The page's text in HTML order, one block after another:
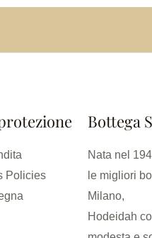
Policies
Bottega
Nata nel
le migliori
Milano,
Hodeidah